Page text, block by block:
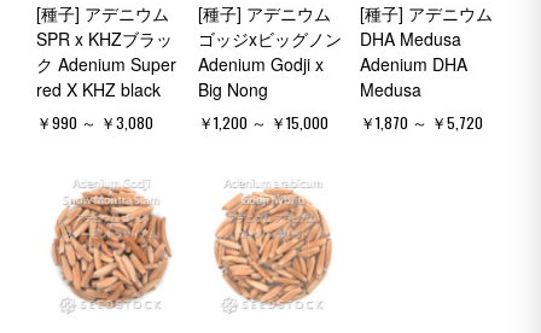
[種子] アデニウム
SPR x KHZブラッ
ク Adenium Super
red X KHZ black
￥990 ～ ￥3,080
[種子] アデニウム
ゴッジxビッグノン
Adenium Godji x
Big Nong
￥1,200 ～ ￥15,000
[種子] アデニウム
DHA Medusa
Adenium DHA
Medusa
￥1,870 ～ ￥5,720